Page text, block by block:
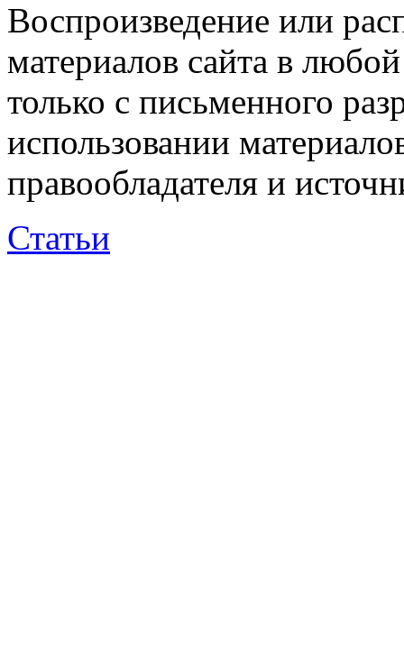
Воспроизведение или
материалов сайта в
только с письменного
использовании
правообладателя и
Статьи